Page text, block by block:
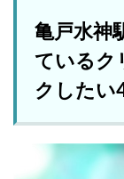
亀戸水神
ているク
クしたい